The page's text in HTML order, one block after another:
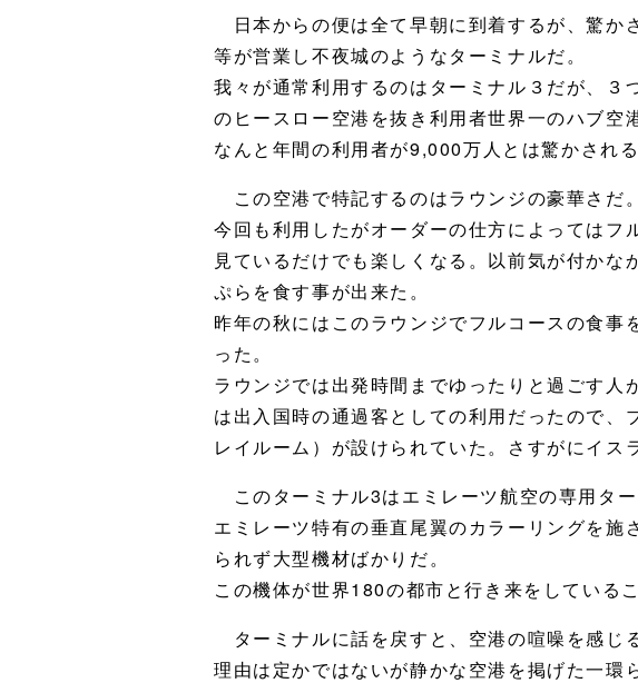
日本からの便は全て早朝に到着するが、驚か
等が営業し不夜城のようなターミナルだ。
我々が通常利用するのはターミナル３だが、
のヒースロー空港を抜き利用者世界一のハブ空
なんと年間の利用者が9,000万人とは驚かされる
この空港で特記するのはラウンジの豪華さだ。
今回も利用したがオーダーの仕方によっては
見ているだけでも楽しくなる。以前気が付か
ぷらを食す事が出来た。
昨年の秋にはこのラウンジでフルコースの食
った。
ラウンジでは出発時間までゆったりと過ごす
は出入国時の通過客としての利用だったので
レイルーム）が設けられていた。さすがにイス
このターミナル3はエミレーツ航空の専用タ
エミレーツ特有の垂直尾翼のカラーリングを
られず大型機材ばかりだ。
この機体が世界180の都市と行き来をしているこ
ターミナルに話を戻すと、空港の喧噪を感じ
理由は定かではないが静かな空港を掲げた一環